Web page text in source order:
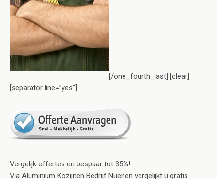
[/one_fourth_last] [clear]
[separator line=”yes”]
Vergelijk offertes en bespaar tot 35%!
Via Aluminium Kozijnen Bedrijf Nuenen vergelijkt u gratis